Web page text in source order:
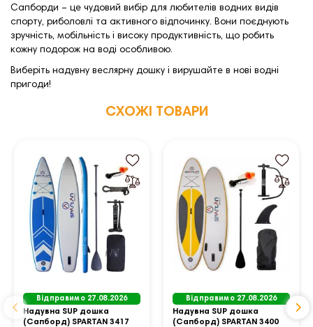
Сапборди – це чудовий вибір для любителів водних видів
спорту, риболовлі та активного відпочинку. Вони поєднують
зручність, мобільність і високу продуктивність, що робить
кожну подорож на воді особливою.
Виберіть надувну веслярну дошку і вирушайте в нові водні
пригоди!
СХОЖІ ТОВАРИ
Відправимо 27.08.2026
Надувна SUP дошка
(Сапборд) SPARTAN 3417
Відправимо 27.08.2026
Надувна SUP дошка
(Сапборд) SPARTAN 3400